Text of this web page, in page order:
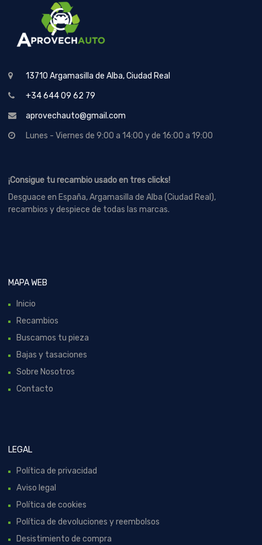
13710 Argamasilla de Alba, Ciudad Real
+34 644 09 62 79
aprovechauto@gmail.com
Lunes - Viernes de 9:00 a 14:00 y de 16:00 a 19:00
¡Consigue tu recambio usado en tres clicks!
Desguace en España, Argamasilla de Alba (Ciudad Real),
recambios y despiece de todas las marcas.
MAPA WEB
Inicio
Recambios
Buscamos tu pieza
Bajas y tasaciones
Sobre Nosotros
Contacto
LEGAL
Política de privacidad
Aviso legal
Política de cookies
Política de devoluciones y reembolsos
Desistimiento de compra